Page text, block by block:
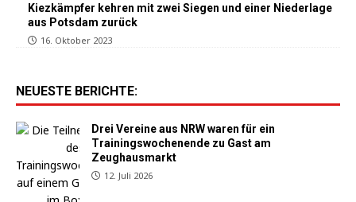
Kiezkämpfer kehren mit zwei Siegen und einer Niederlage
aus Potsdam zurück
16. Oktober 2023
NEUESTE BERICHTE:
Drei Vereine aus NRW waren für ein
Trainingswochenende zu Gast am
Zeughausmarkt
12. Juli 2026